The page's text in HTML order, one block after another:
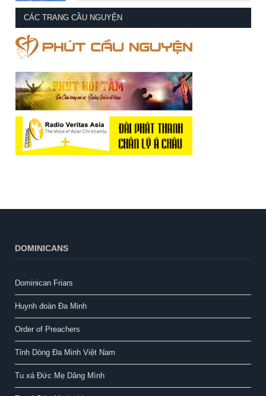
CÁC TRANG CẦU NGUYỆN
DOMINICANS
Dominican Friars
Huynh đoàn Đa Minh
Order of Preachers
Tỉnh Dòng Đa Minh Việt Nam
Tu xá Đức Mẹ Dâng Mình